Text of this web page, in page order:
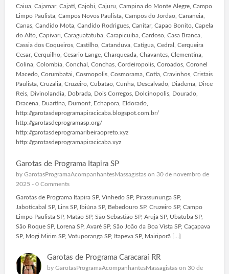
Caiua, Cajamar, Cajati, Cajobi, Cajuru, Campina do Monte Alegre, Campo
Limpo Paulista, Campos Novos Paulista, Campos do Jordao, Cananeia,
Canas, Candido Mota, Candido Rodrigues, Canitar, Capao Bonito, Capela
do Alto, Capivari, Caraguatatuba, Carapicuiba, Cardoso, Casa Branca,
Cassia dos Coqueiros, Castilho, Catanduva, Catigua, Cedral, Cerqueira
Cesar, Cerquilho, Cesario Lange, Charqueada, Chavantes, Clementina,
Colina, Colombia, Conchal, Conchas, Cordeiropolis, Coroados, Coronel
Macedo, Corumbatai, Cosmopolis, Cosmorama, Cotia, Cravinhos, Cristais
Paulista, Cruzalia, Cruzeiro, Cubatao, Cunha, Descalvado, Diadema, Dirce
Reis, Divinolandia, Dobrada, Dois Corregos, Dolcinopolis, Dourado,
Dracena, Duartina, Dumont, Echapora, Eldorado,
http://garotasdeprogramapiracicaba.blogspot.com.br/
http://garotasdeprogramasp.org/
http://garotasdeprogramaribeiraopreto.xyz
http://garotasdeprogramapiracicaba.xyz
Garotas de Programa Itapira SP
by GarotasProgramaAcompanhantesMassagistason 30 de novembro de
2025 - 0 Comments
Garotas de Programa Itapira SP, Vinhedo SP, Pirassununga SP,
Jaboticabal SP, Lins SP, Ibiúna SP, Bebedouro SP, Cruzeiro SP, Campo
Limpo Paulista SP, Matão SP, São Sebastião SP, Arujá SP, Ubatuba SP,
São Roque SP, Lorena SP, Avaré SP, São João da Boa Vista SP, Caçapava
SP, Mogi Mirim SP, Votuporanga SP, Itapeva SP, Mairiporã […]
Garotas de Programa Caracaraí RR
by GarotasProgramaAcompanhantesMassagistason 30 de